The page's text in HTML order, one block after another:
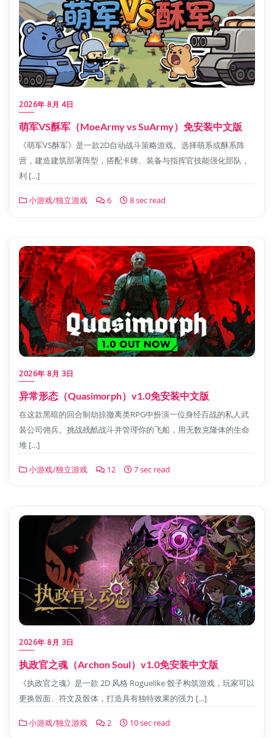
2026年 8月 4日
萌军VS酥军（MoeArmy vs SuArmy）免安装中文版
《萌军VS酥军》是一款2D自动战斗策略游戏。选择萌系或酥系阵
营，建造建筑部署阵型，搭配卡牌、装备与指挥官技能强化部队，
利 […]
小游戏/独立游戏 6 8 sec read
2026年 8月 3日
异常形态（Quasimorph）v1.0免安装中文版
在这款黑暗的回合制劫掠撤离类RPG中扮演一位身经百战的私人武
装公司佣兵。挑战残酷战斗并管理你的飞船，用无数克隆体的生命
堆 […]
小游戏/独立游戏 12 7 sec read
2026年 8月 3日
执政官之魂（Archon Soul）v1.0免安装中文版
《执政官之魂》是一款 2D 风格 Roguelike 骰子构筑游戏，玩家可以
更换骰面、符文及骰体，打造具有独特效果的强力 […]
小游戏/独立游戏 2 10 sec read